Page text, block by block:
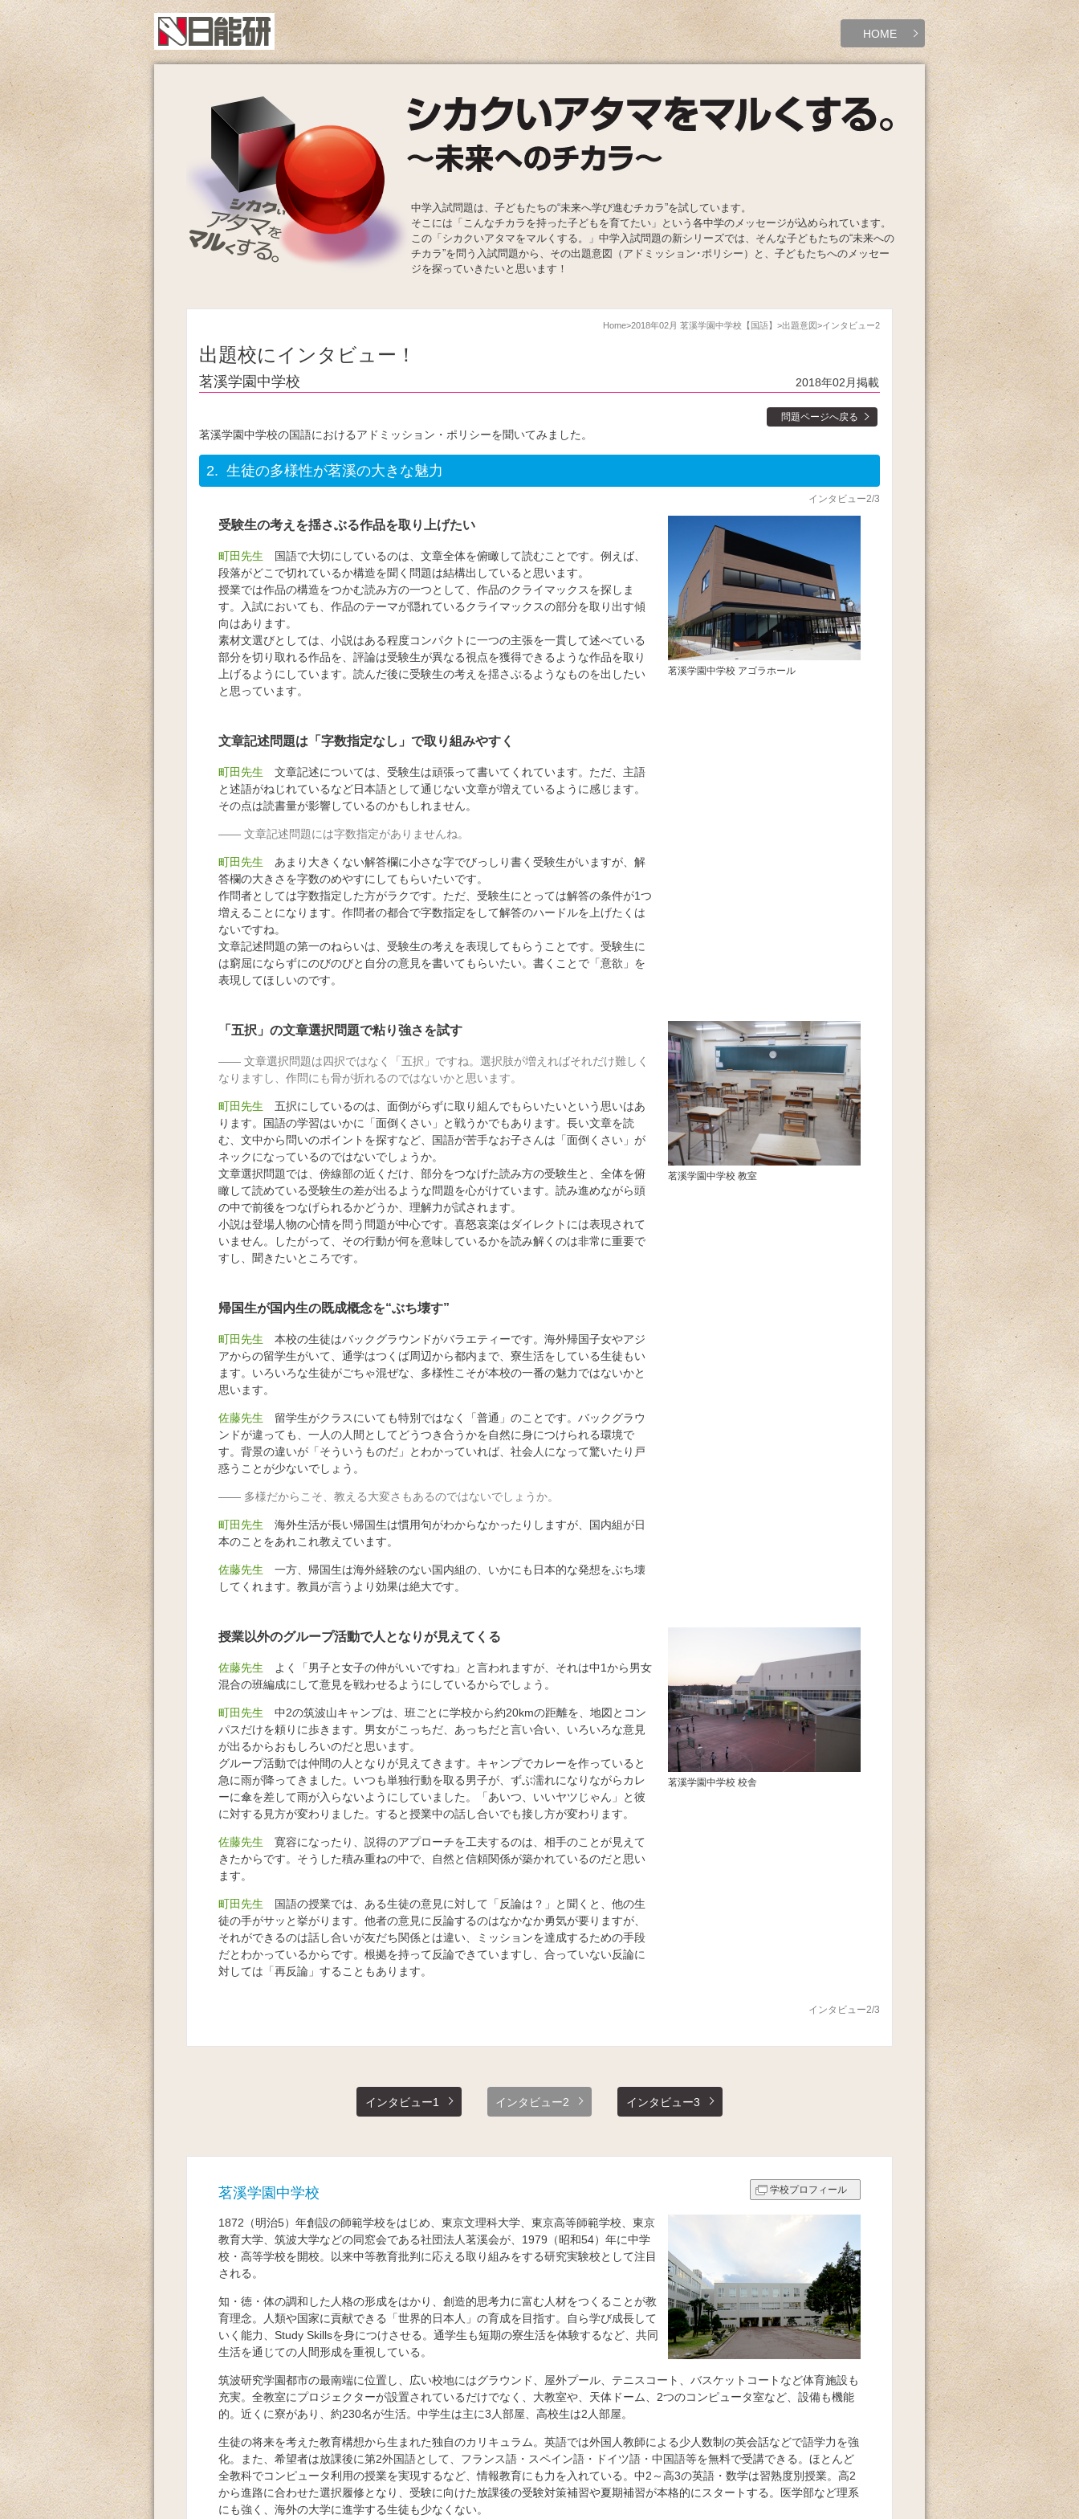
HOME
中学入試問題は、子どもたちの“未来へ学び進むチカラ”を試しています。
そこには「こんなチカラを持った子どもを育てたい」という各中学のメッセージが込められています。
この「シカクいアタマをマルくする。」中学入試問題の新シリーズでは、そんな子どもたちの“未来への
チカラ”を問う入試問題から、その出題意図（アドミッション･ポリシー）と、子どもたちへのメッセー
ジを探っていきたいと思います！
Home 2018年02月 茗溪学園中学校【国語】 出題意図 インタビュー2
出題校にインタビュー！
茗溪学園中学校 2018年02月掲載
問題ページへ戻る
茗溪学園中学校の国語におけるアドミッション・ポリシーを聞いてみました。
2. 生徒の多様性が茗溪の大きな魅力
インタビュー2/3
受験生の考えを揺さぶる作品を取り上げたい
町田先生 国語で大切にしているのは、文章全体を俯瞰して読むことです。例えば、
段落がどこで切れているか構造を聞く問題は結構出していると思います。
授業では作品の構造をつかむ読み方の一つとして、作品のクライマックスを探しま
す。入試においても、作品のテーマが隠れているクライマックスの部分を取り出す傾
向はあります。
素材文選びとしては、小説はある程度コンパクトに一つの主張を一貫して述べている
部分を切り取れる作品を、評論は受験生が異なる視点を獲得できるような作品を取り
上げるようにしています。読んだ後に受験生の考えを揺さぶるようなものを出したい
と思っています。
茗溪学園中学校 アゴラホール
文章記述問題は「字数指定なし」で取り組みやすく
町田先生 文章記述については、受験生は頑張って書いてくれています。ただ、主語
と述語がねじれているなど日本語として通じない文章が増えているように感じます。
その点は読書量が影響しているのかもしれません。
文章記述問題には字数指定がありませんね。
町田先生 あまり大きくない解答欄に小さな字でびっしり書く受験生がいますが、解
答欄の大きさを字数のめやすにしてもらいたいです。
作問者としては字数指定した方がラクです。ただ、受験生にとっては解答の条件が1つ
増えることになります。作問者の都合で字数指定をして解答のハードルを上げたくは
ないですね。
文章記述問題の第一のねらいは、受験生の考えを表現してもらうことです。受験生に
は窮屈にならずにのびのびと自分の意見を書いてもらいたい。書くことで「意欲」を
表現してほしいのです。
「五択」の文章選択問題で粘り強さを試す
文章選択問題は四択ではなく「五択」ですね。選択肢が増えればそれだけ難しく
なりますし、作問にも骨が折れるのではないかと思います。
町田先生 五択にしているのは、面倒がらずに取り組んでもらいたいという思いはあ
ります。国語の学習はいかに「面倒くさい」と戦うかでもあります。長い文章を読
む、文中から問いのポイントを探すなど、国語が苦手なお子さんは「面倒くさい」が
ネックになっているのではないでしょうか。
文章選択問題では、傍線部の近くだけ、部分をつなげた読み方の受験生と、全体を俯
瞰して読めている受験生の差が出るような問題を心がけています。読み進めながら頭
の中で前後をつなげられるかどうか、理解力が試されます。
小説は登場人物の心情を問う問題が中心です。喜怒哀楽はダイレクトには表現されて
いません。したがって、その行動が何を意味しているかを読み解くのは非常に重要で
すし、聞きたいところです。
茗溪学園中学校 教室
帰国生が国内生の既成概念を“ぶち壊す”
町田先生 本校の生徒はバックグラウンドがバラエティーです。海外帰国子女やアジ
アからの留学生がいて、通学はつくば周辺から都内まで、寮生活をしている生徒もい
ます。いろいろな生徒がごちゃ混ぜな、多様性こそが本校の一番の魅力ではないかと
思います。
佐藤先生 留学生がクラスにいても特別ではなく「普通」のことです。バックグラウ
ンドが違っても、一人の人間としてどうつき合うかを自然に身につけられる環境で
す。背景の違いが「そういうものだ」とわかっていれば、社会人になって驚いたり戸
惑うことが少ないでしょう。
多様だからこそ、教える大変さもあるのではないでしょうか。
町田先生 海外生活が長い帰国生は慣用句がわからなかったりしますが、国内組が日
本のことをあれこれ教えています。
佐藤先生 一方、帰国生は海外経験のない国内組の、いかにも日本的な発想をぶち壊
してくれます。教員が言うより効果は絶大です。
授業以外のグループ活動で人となりが見えてくる
佐藤先生 よく「男子と女子の仲がいいですね」と言われますが、それは中1から男女
混合の班編成にして意見を戦わせるようにしているからでしょう。
町田先生 中2の筑波山キャンプは、班ごとに学校から約20kmの距離を、地図とコン
パスだけを頼りに歩きます。男女がこっちだ、あっちだと言い合い、いろいろな意見
が出るからおもしろいのだと思います。
グループ活動では仲間の人となりが見えてきます。キャンプでカレーを作っていると
急に雨が降ってきました。いつも単独行動を取る男子が、ずぶ濡れになりながらカレ
ーに傘を差して雨が入らないようにしていました。「あいつ、いいヤツじゃん」と彼
に対する見方が変わりました。すると授業中の話し合いでも接し方が変わります。
佐藤先生 寛容になったり、説得のアプローチを工夫するのは、相手のことが見えて
きたからです。そうした積み重ねの中で、自然と信頼関係が築かれているのだと思い
ます。
町田先生 国語の授業では、ある生徒の意見に対して「反論は？」と聞くと、他の生
徒の手がサッと挙がります。他者の意見に反論するのはなかなか勇気が要りますが、
それができるのは話し合いが友だち関係とは違い、ミッションを達成するための手段
だとわかっているからです。根拠を持って反論できていますし、合っていない反論に
対しては「再反論」することもあります。
茗溪学園中学校 校舎
インタビュー2/3
インタビュー1 インタビュー2 インタビュー3
茗溪学園中学校
1872（明治5）年創設の師範学校をはじめ、東京文理科大学、東京高等師範学校、東京
教育大学、筑波大学などの同窓会である社団法人茗溪会が、1979（昭和54）年に中学
校・高等学校を開校。以来中等教育批判に応える取り組みをする研究実験校として注目
される。
知・徳・体の調和した人格の形成をはかり、創造的思考力に富む人材をつくることが教
育理念。人類や国家に貢献できる「世界的日本人」の育成を目指す。自ら学び成長して
いく能力、Study Skillsを身につけさせる。通学生も短期の寮生活を体験するなど、共同
生活を通じての人間形成を重視している。
筑波研究学園都市の最南端に位置し、広い校地にはグラウンド、屋外プール、テニスコート、バスケットコートなど体育施設も
充実。全教室にプロジェクターが設置されているだけでなく、大教室や、天体ドーム、2つのコンピュータ室など、設備も機能
的。近くに寮があり、約230名が生活。中学生は主に3人部屋、高校生は2人部屋。
生徒の将来を考えた教育構想から生まれた独自のカリキュラム。英語では外国人教師による少人数制の英会話などで語学力を強
化。また、希望者は放課後に第2外国語として、フランス語・スペイン語・ドイツ語・中国語等を無料で受講できる。ほとんど
全教科でコンピュータ利用の授業を実現するなど、情報教育にも力を入れている。中2～高3の英語・数学は習熟度別授業。高2
から進路に合わせた選択履修となり、受験に向けた放課後の受験対策補習や夏期補習が本格的にスタートする。医学部など理系
にも強く、海外の大学に進学する生徒も少なくない。
学校プロフィール